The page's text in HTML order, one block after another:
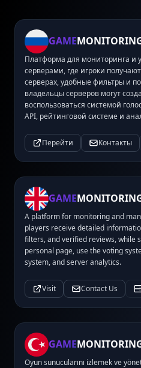
GAME
Платформа для мониторинга и
серверами, где игроки
серверах, удобные фильтры и
владельцы серверов могут
воспользоваться системой
API, рейтинговой системе и
Перейти Контакты
GAME
A platform for monitoring and
players receive detailed
filters, and verified reviews, while
personal page, use the voting
system, and server analytics.
Visit Contact Us
GAME
Oyun sunucularını izlemek ve